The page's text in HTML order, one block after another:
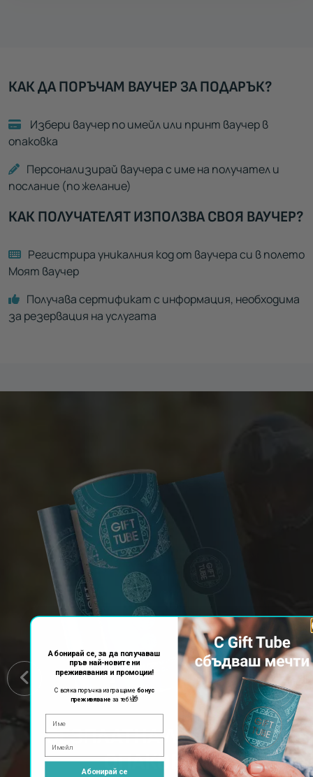
КАК ДА ПОРЪЧАМ ВАУЧЕР ЗА ПОДАРЪК?
Избери ваучер по имейл или принт ваучер в
опаковка
Персонализирай ваучера с име на получател и
послание (по желание)
КАК ПОЛУЧАТЕЛЯТ ИЗПОЛЗВА СВОЯ ВАУЧЕР?
Регистрира уникалния код от ваучера си в полето
Моят ваучер
Получава сертификат с информация, необходима
за резервация на услугата
БЕЗПЛАТНА ЛУКСОЗНА
ОПАКОВКА
Абонирай се, за да получаваш
пръв най-новите ни
преживявания и промоции!
С всяка поръчка изпращаме бонус
преживяване за теб!🎁
Абонирай се